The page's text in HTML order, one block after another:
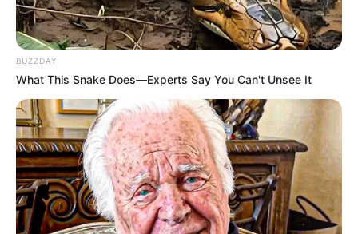
BUZZDAY
What This Snake Does—Experts Say You Can't Unsee It